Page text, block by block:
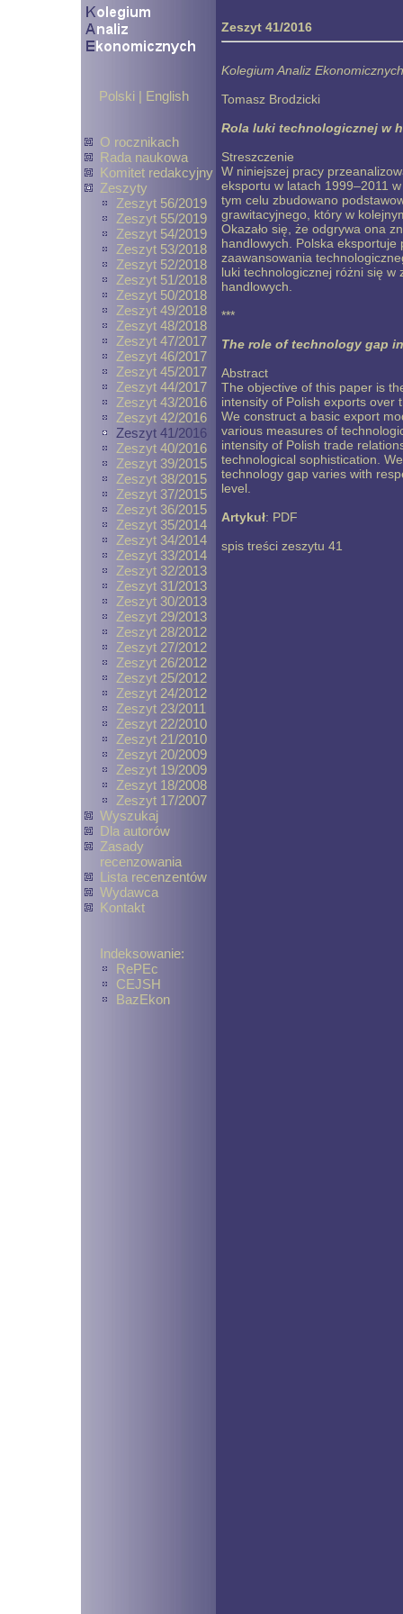
Polski | English
O rocznikach
Rada naukowa
Komitet redakcyjny
Zeszyty
Zeszyt 56/2019
Zeszyt 55/2019
Zeszyt 54/2019
Zeszyt 53/2018
Zeszyt 52/2018
Zeszyt 51/2018
Zeszyt 50/2018
Zeszyt 49/2018
Zeszyt 48/2018
Zeszyt 47/2017
Zeszyt 46/2017
Zeszyt 45/2017
Zeszyt 44/2017
Zeszyt 43/2016
Zeszyt 42/2016
Zeszyt 41/2016
Zeszyt 40/2016
Zeszyt 39/2015
Zeszyt 38/2015
Zeszyt 37/2015
Zeszyt 36/2015
Zeszyt 35/2014
Zeszyt 34/2014
Zeszyt 33/2014
Zeszyt 32/2013
Zeszyt 31/2013
Zeszyt 30/2013
Zeszyt 29/2013
Zeszyt 28/2012
Zeszyt 27/2012
Zeszyt 26/2012
Zeszyt 25/2012
Zeszyt 24/2012
Zeszyt 23/2011
Zeszyt 22/2010
Zeszyt 21/2010
Zeszyt 20/2009
Zeszyt 19/2009
Zeszyt 18/2008
Zeszyt 17/2007
Wyszukaj
Dla autorów
Zasady
recenzowania
Lista recenzentów
Wydawca
Kontakt
Indeksowanie:
RePEc
CEJSH
BazEkon
Zeszyt 41/2016
Kolegium Analiz
Tomasz Brodzicki
Rola luki technologicznej w
Streszczenie
W niniejszej pracy
eksportu w latach 1999–2011
tym celu zbudowano
grawitacyjnego, który w
Okazało się, że odgrywa ona
handlowych. Polska
zaawansowania
luki technologicznej różni się
handlowych.
***
The role of technology gap
Abstract
The objective of this paper is
intensity of Polish exports over
We construct a basic export
various measures of
intensity of Polish trade
technological sophistication.
technology gap varies with
level.
Artykuł: PDF
spis treści zeszytu 41